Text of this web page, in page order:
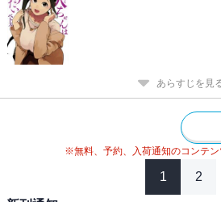
あらすじを見
※無料、予約、入荷通知のコンテン
1 2